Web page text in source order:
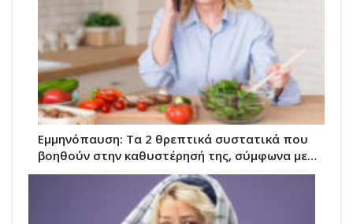
Eμμηνόπαυση: Τα 2 θρεπτικά συστατικά που
βοηθούν στην καθυστέρησή της, σύμφωνα με…